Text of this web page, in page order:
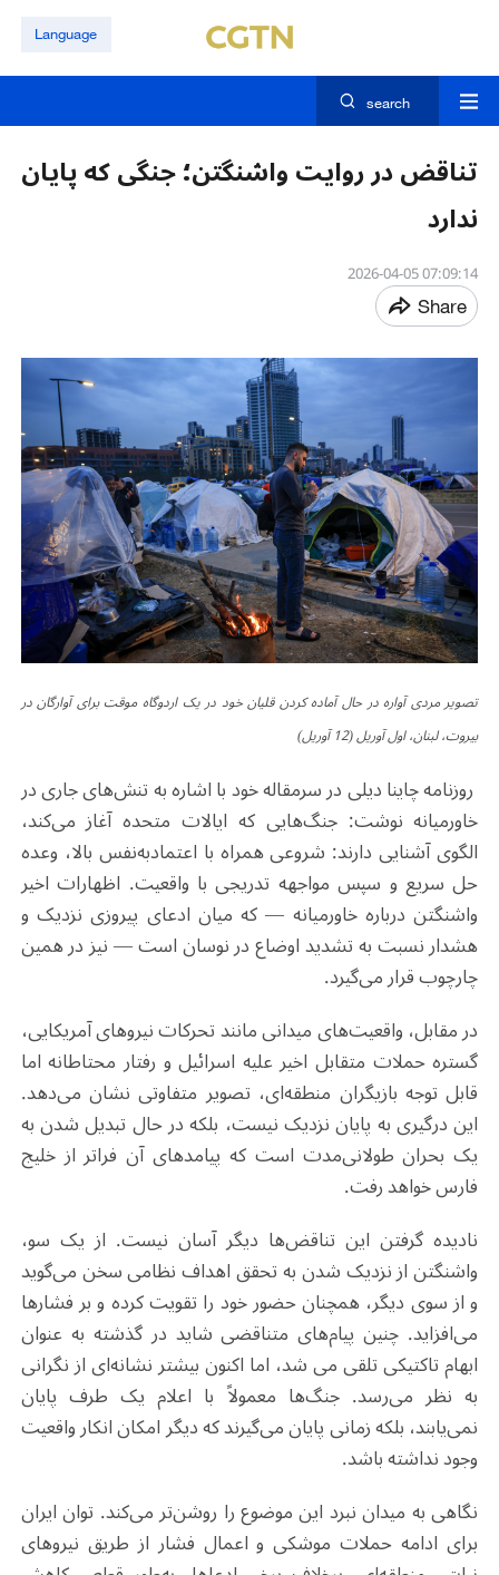
Language
search
تناقض در روایت واشنگتن؛ جنگی که پایان
ندارد
07:09:14 2026-04-05
Share
تصویر مردی آواره در حال آماده کردن قلیان خود در یک اردوگاه موقت برای آوارگان در
بیروت، لبنان، اول آوریل (12 آوریل)
روزنامه چاینا دیلی در سرمقاله خود با اشاره به تنش‌های جاری در
خاورمیانه نوشت: جنگ‌هایی که ایالات متحده آغاز می‌کند،
الگوی آشنایی دارند: شروعی همراه با اعتمادبه‌نفس بالا، وعده
حل سریع و سپس مواجهه تدریجی با واقعیت. اظهارات اخیر
واشنگتن درباره خاورمیانه — که میان ادعای پیروزی نزدیک و
هشدار نسبت به تشدید اوضاع در نوسان است — نیز در همین
چارچوب قرار می‌گیرد.
در مقابل، واقعیت‌های میدانی مانند تحرکات نیروهای آمریکایی،
گستره حملات متقابل اخیر علیه اسرائیل و رفتار محتاطانه اما
قابل توجه بازیگران منطقه‌ای، تصویر متفاوتی نشان می‌دهد.
این درگیری به پایان نزدیک نیست، بلکه در حال تبدیل شدن به
یک بحران طولانی‌مدت است که پیامدهای آن فراتر از خلیج
فارس خواهد رفت.
نادیده گرفتن این تناقض‌ها دیگر آسان نیست. از یک سو،
واشنگتن از نزدیک شدن به تحقق اهداف نظامی سخن می‌گوید
و از سوی دیگر، همچنان حضور خود را تقویت کرده و بر فشارها
می‌افزاید. چنین پیام‌های متناقضی شاید در گذشته به عنوان
ابهام تاکتیکی تلقی می‌ شد، اما اکنون بیشتر نشانه‌ای از نگرانی
به نظر می‌رسد. جنگ‌ها معمولاً با اعلام یک طرف پایان
نمی‌یابند، بلکه زمانی پایان می‌گیرند که دیگر امکان انکار واقعیت
وجود نداشته باشد.
نگاهی به میدان نبرد این موضوع را روشن‌تر می‌کند. توان ایران
برای ادامه حملات موشکی و اعمال فشار از طریق نیروهای